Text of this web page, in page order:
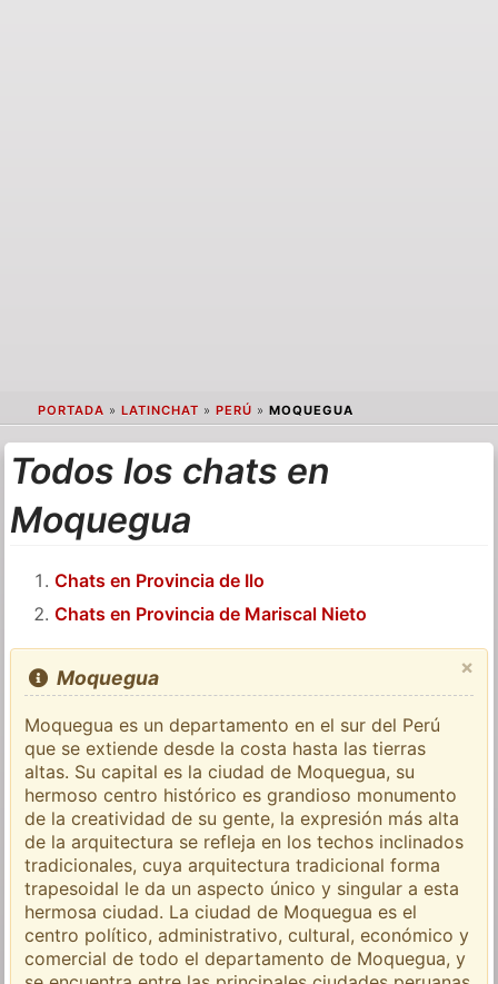
PORTADA » LATINCHAT » PERÚ » MOQUEGUA
Todos los chats en
Moquegua
Chats en Provincia de Ilo
Chats en Provincia de Mariscal Nieto
×
Moquegua
Moquegua es un departamento en el sur del Perú
que se extiende desde la costa hasta las tierras
altas. Su capital es la ciudad de Moquegua, su
hermoso centro histórico es grandioso monumento
de la creatividad de su gente, la expresión más alta
de la arquitectura se refleja en los techos inclinados
tradicionales, cuya arquitectura tradicional forma
trapesoidal le da un aspecto único y singular a esta
hermosa ciudad. La ciudad de Moquegua es el
centro político, administrativo, cultural, económico y
comercial de todo el departamento de Moquegua, y